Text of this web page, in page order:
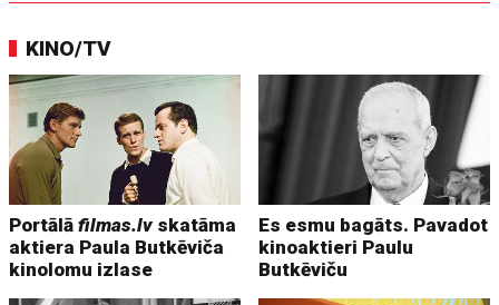
KINO/TV
Portālāfilmas.lv skatāma
aktiera Paula Butkēviča
kinolomu izlase
Es esmu bagāts. Pavadot
kinoaktieri Paulu
Butkēviču